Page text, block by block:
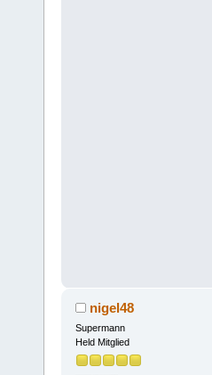
nigel48
Supermann
Held Mitglied